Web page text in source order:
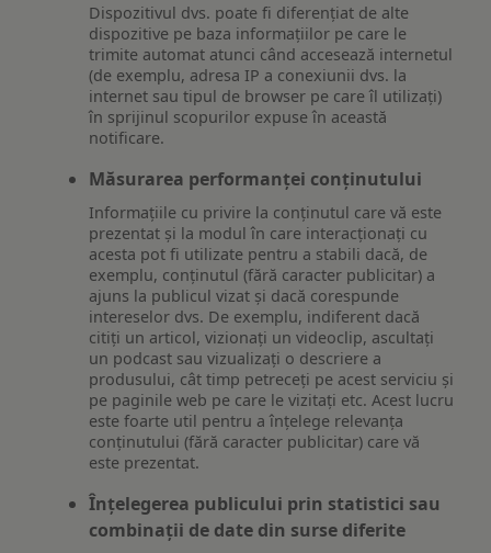
Dispozitivul dvs. poate fi diferențiat de alte
dispozitive pe baza informațiilor pe care le
trimite automat atunci când accesează internetul
(de exemplu, adresa IP a conexiunii dvs. la
internet sau tipul de browser pe care îl utilizați)
în sprijinul scopurilor expuse în această
notificare.
Măsurarea performanței conținutului
Informațiile cu privire la conținutul care vă este
prezentat și la modul în care interacționați cu
acesta pot fi utilizate pentru a stabili dacă, de
exemplu, conținutul (fără caracter publicitar) a
ajuns la publicul vizat și dacă corespunde
intereselor dvs. De exemplu, indiferent dacă
citiți un articol, vizionați un videoclip, ascultați
un podcast sau vizualizați o descriere a
produsului, cât timp petreceți pe acest serviciu și
pe paginile web pe care le vizitați etc. Acest lucru
este foarte util pentru a înțelege relevanța
conținutului (fără caracter publicitar) care vă
este prezentat.
Înțelegerea publicului prin statistici sau
combinații de date din surse diferite